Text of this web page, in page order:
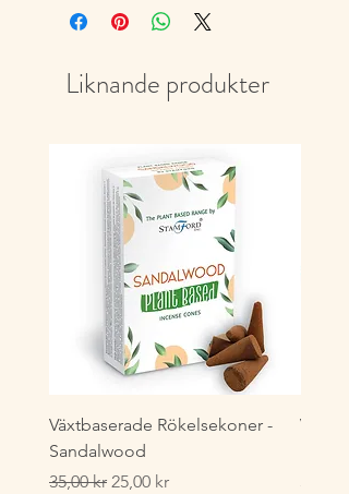
Liknande produkter
Växtbaserade Rökelsekoner -
Sandalwood
Ordinarie pris
35,00 kr Reapris
25,00 kr